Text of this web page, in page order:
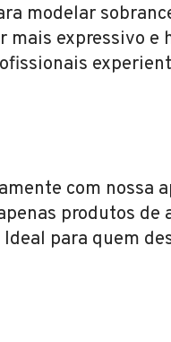
modelar
expressivo e
com nossa
produtos de
para quem